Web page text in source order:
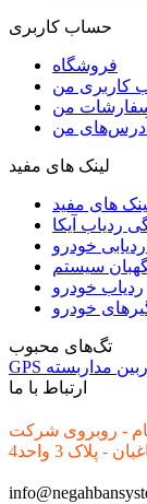
حساب کاربری
فروشگاه
کاربری من
من
آدرس‌های من
لینک های مفید
های مفید
خودرو
سیستم
ردیاب خودرو
خودرو
تگ‌های محبوب
GPS مداربسته
ارتباط با ما
- روبروی شرکت
پلاک 3 واحد4